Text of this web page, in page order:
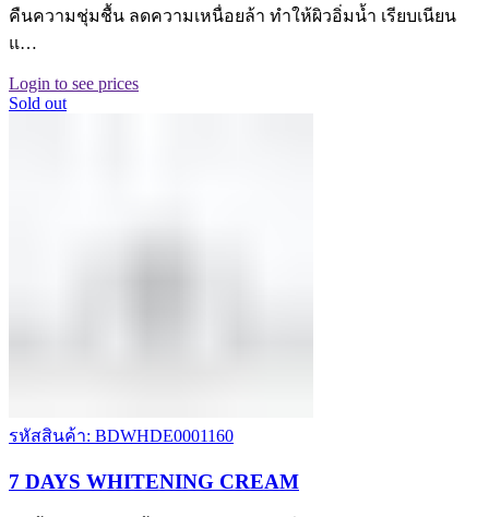
คืนความชุ่มชื้น ลดความเหนื่อยล้า ทำให้ผิวอิ่มน้ำ เรียบเนียน
แ…
Login to see prices
Sold out
รหัสสินค้า: BDWHDE0001160
7 DAYS WHITENING CREAM